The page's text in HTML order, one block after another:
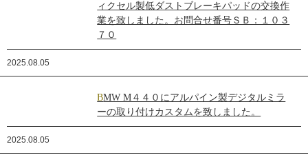
ィクセル製低ダストブレーキパッドの交換作
業を致しました。お問合せ番号ＳＢ：１０３
７０
2025.08.05
BMW M４４０にアルパイン製デジタルミラ
ーの取り付けカスタムを致しました。
2025.08.05